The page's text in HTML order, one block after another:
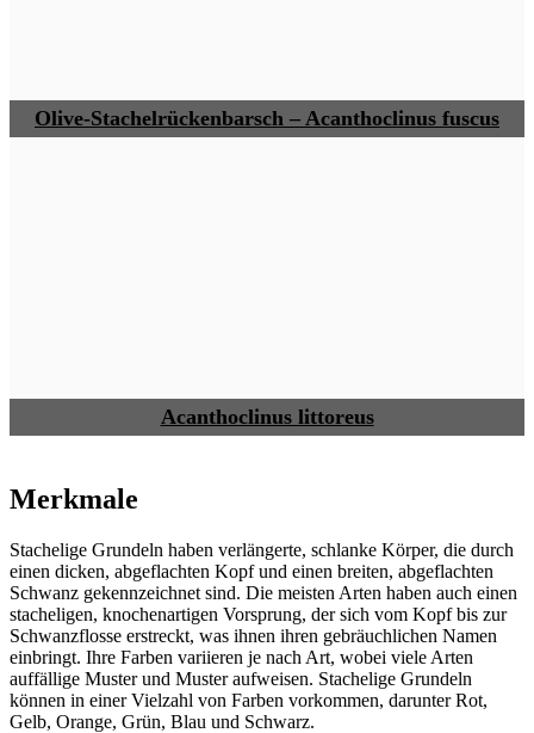
Olive-Stachelrückenbarsch – Acanthoclinus fuscus
Acanthoclinus littoreus
Merkmale
Stachelige Grundeln haben verlängerte, schlanke Körper, die durch
einen dicken, abgeflachten Kopf und einen breiten, abgeflachten
Schwanz gekennzeichnet sind. Die meisten Arten haben auch einen
stacheligen, knochenartigen Vorsprung, der sich vom Kopf bis zur
Schwanzflosse erstreckt, was ihnen ihren gebräuchlichen Namen
einbringt. Ihre Farben variieren je nach Art, wobei viele Arten
auffällige Muster und Muster aufweisen. Stachelige Grundeln
können in einer Vielzahl von Farben vorkommen, darunter Rot,
Gelb, Orange, Grün, Blau und Schwarz.